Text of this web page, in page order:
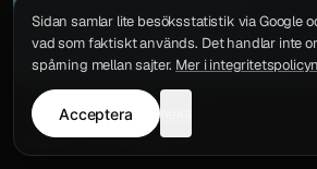
IntegritetspolicyKontakt
Sidan samlar lite besöksstatistik via Google
vad som faktiskt används. Det handlar inte
spårning mellan sajter. Mer i integritetspolicyn
Acceptera neka